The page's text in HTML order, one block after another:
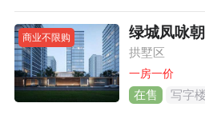
商业不限购 绿城凤咏
拱墅区
一房一价
在售 写字楼